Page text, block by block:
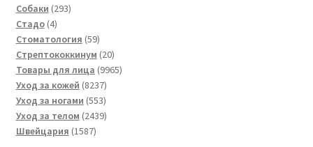
Собаки 293293
Стадо 44
товара
Стоматология 5959
товаров
Стрептококкинум 2020
товаров
Товары для лица 99659965
Уход за кожей 82378237
товаров
Уход за ногами 553553
товара
Уход за телом 24392439
Швейцария 15871587